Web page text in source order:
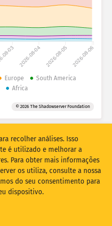
Sobreposição
Redefinir
PNG
03 2026-08-04 2026-08-05 2026-08-06
Europe
South America
Africa
© 2026 The Shadowserver Foundation
FOUNDATION
nos Créditos
recolher análises. Isso
é utilizado e melhorar a
Para obter mais informações
os utiliza, consulte a nossa
do seu consentimento para
dispositivo.